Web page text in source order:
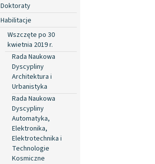
Doktoraty
Habilitacje
Wszczęte po 30
kwietnia 2019 r.
Rada Naukowa
Dyscypliny
Architektura i
Urbanistyka
Rada Naukowa
Dyscypliny
Automatyka,
Elektronika,
Elektrotechnika i
Technologie
Kosmiczne